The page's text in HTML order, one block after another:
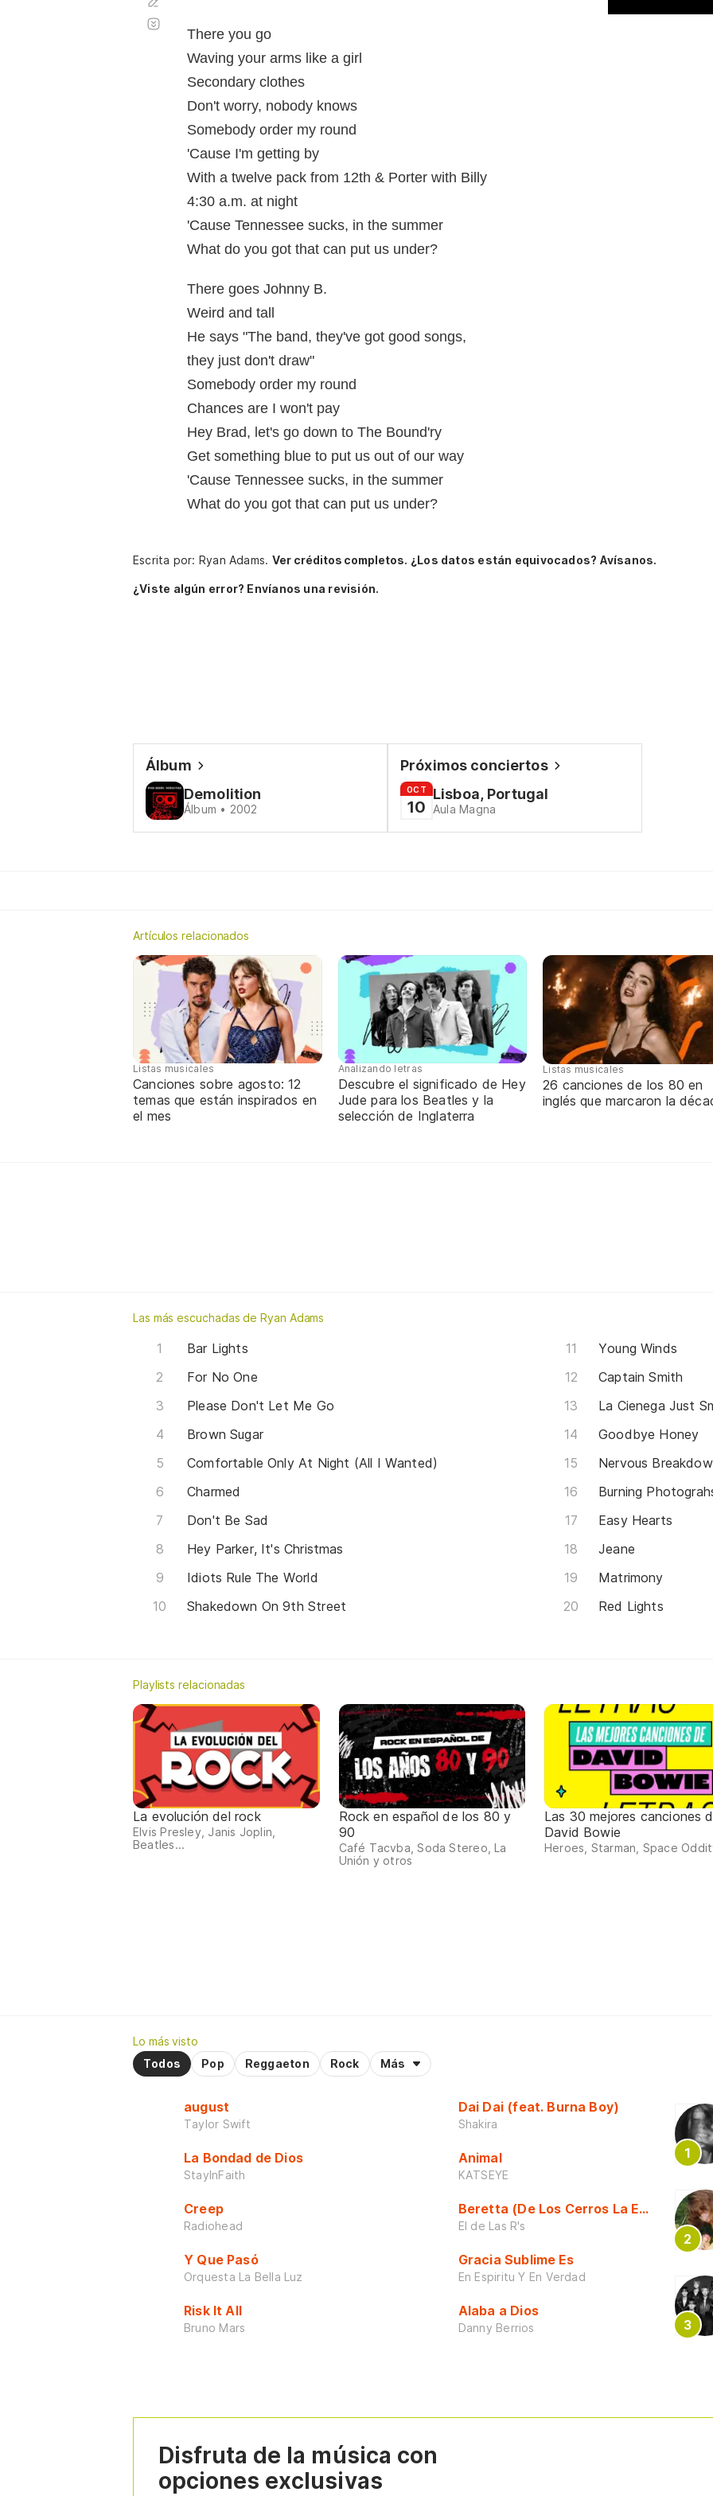
There you go
Waving your arms like a girl
Secondary clothes
Don't worry, nobody knows
Somebody order my round
'Cause I'm getting by
With a twelve pack from 12th & Porter with Billy
4:30 a.m. at night
'Cause Tennessee sucks, in the summer
What do you got that can put us under?
There goes Johnny B.
Weird and tall
He says "The band, they've got good songs,
they just don't draw"
Somebody order my round
Chances are I won't pay
Hey Brad, let's go down to The Bound'ry
Get something blue to put us out of our way
'Cause Tennessee sucks, in the summer
What do you got that can put us under?
automático
Escrita por: Ryan Adams. Ver créditos completos. ¿Los datos están equivocados? Avísanos.
¿Viste algún error? Envíanos una revisión.
Álbum
Demolition
Álbum • 2002
Próximos conciertos
OCT
10
Lisboa, Portugal
Aula Magna
Artículos relacionados
Listas musicales
Canciones sobre agosto: 12
temas que están inspirados en
el mes
Analizando letras
Descubre el significado de Hey
Jude para los Beatles y la
selección de Inglaterra
Listas musicales
26 canciones de los 80 en
inglés que marcaron la
Las más escuchadas de Ryan Adams
Bar Lights
For No One
Please Don't Let Me Go
Brown Sugar
Comfortable Only At Night (All I Wanted)
Charmed
Don't Be Sad
Hey Parker, It's Christmas
Idiots Rule The World
Shakedown On 9th Street
Young Winds
Captain Smith
La Cienega Just
Goodbye Honey
Nervous
Burning
Easy Hearts
Jeane
Matrimony
Red Lights
Playlists relacionadas
La evolución del rock
Elvis Presley, Janis Joplin,
Beatles...
Rock en español de los 80 y
90
Café Tacvba, Soda Stereo, La
Unión y otros
Las 30 mejores canciones
David Bowie
Heroes, Starman, Space
Lo más visto
Todos
Pop Reggaeton Rock Más
august
Taylor Swift
La Bondad de Dios
StayInFaith
Creep
Radiohead
Y Que Pasó
Orquesta La Bella Luz
Risk It All
Bruno Mars
Dai Dai (feat. Burna Boy)
Shakira
Animal
KATSEYE
Beretta (De Los Cerros La Escuela)
El de Las R's
Gracia Sublime Es
En Espiritu Y En Verdad
Alaba a Dios
Danny Berrios
Disfruta de la música con
opciones exclusivas